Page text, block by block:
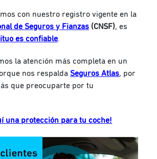
con nuestro registro vigente en la
de Seguros y Fianzas (CNSF), es
es confiable.
la atención más completa en un
nos respalda Seguros Atlas, por
que preocuparte por tu
una protección para tu coche!